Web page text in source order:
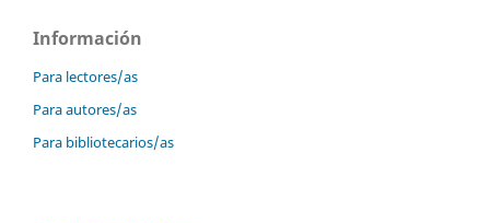
Información
Para lectores/as
Para autores/as
Para bibliotecarios/as